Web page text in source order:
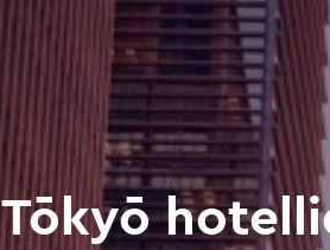
Tōkyō